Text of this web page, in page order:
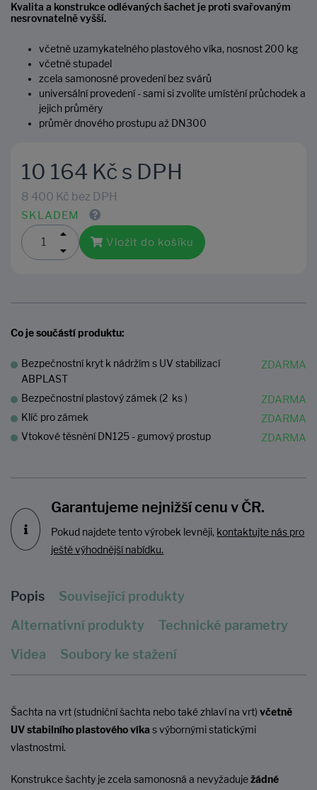
Kvalita a konstrukce odlévaných šachet je proti svařovaným
nesrovnatelně vyšší.
včetně uzamykatelného plastového víka, nosnost 200 kg
včetně stupadel
zcela samonosné provedení bez svárů
universální provedení - sami si zvolíte umístění průchodek a
jejich průměry
průměr dnového prostupu až DN300
10 164 Kč s DPH
8 400 Kč bez DPH
SKLADEM
Vložit do košíku
Co je součástí produktu:
Bezpečnostní kryt k nádržím s UV stabilizací
ABPLAST
Bezpečnostní plastový zámek (2 ks )
Klíč pro zámek
Vtokové těsnění DN125 - gumový prostup
Garantujeme nejnižší cenu v ČR.
Pokud najdete tento výrobek levněji, kontaktujte nás pro
ještě výhodnější nabídku.
Popis
Související produkty
Alternativní produkty
Technické parametry
Videa
Soubory ke stažení
Šachta na vrt (studniční šachta nebo také zhlaví na vrt) včetně
UV stabilního plastového víkas výbornými statickými
vlastnostmi.
Konstrukce šachty je zcela samonosná a nevyžaduježádné